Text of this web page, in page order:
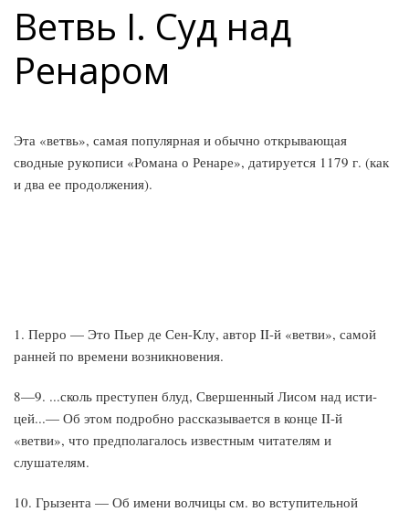
Ветвь I. Суд над
Ренаром
Эта «ветвь», самая популярная и обычно открывающая
сводные рукописи «Романа о Ренаре», датируется 1179 г. (как
и два ее продолжения).
1. Перро — Это Пьер де Сен-Клу, автор II-й «ветви», самой
ранней по времени возникновения.
8—9. ...сколь преступен блуд, Свершенный Лисом над исти­
цей...— Об этом подробно рассказывается в конце II-й
«ветви», что предполагалось известным читателям и
слушателям.
10. Грызента — Об имени волчицы см. во вступительной